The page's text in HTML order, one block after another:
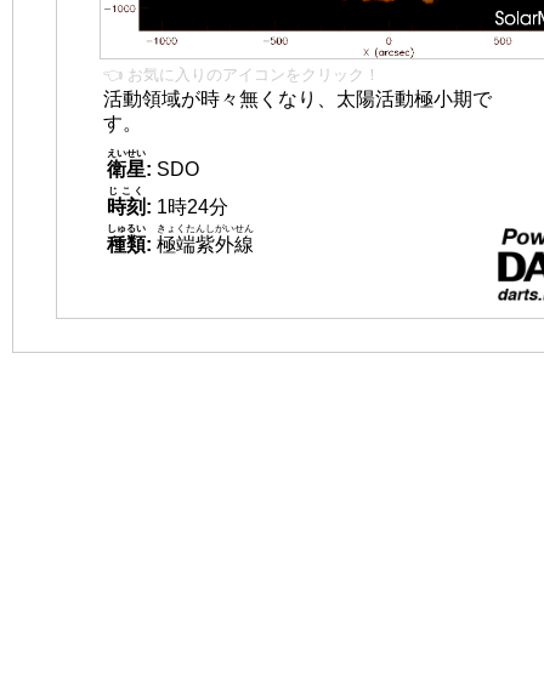
👈 お気に入りのアイコンをクリック！
活動領域が時々無くなり、太陽活動極小期で
す。
衛星
えいせい
: SDO
時刻
じこく
: 1時24分
種類
しゅるい
: 極端紫外線
きょくたんしがいせん